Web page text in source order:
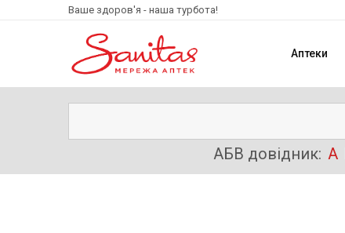
Ваше здоров'я - наша турбота!
Аптеки
АБВ довідник: А